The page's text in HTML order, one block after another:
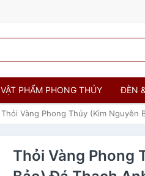
VẬT PHẨM PHONG THỦY ĐÈN
Thỏi Vàng Phong Thủy (Kim Nguyên
Thỏi Vàng Phong